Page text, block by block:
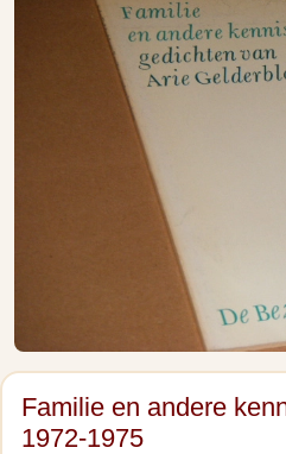
Familie en andere
1972-1975